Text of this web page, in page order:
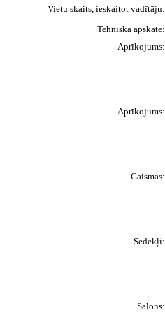
Vietu skaits, ieskaitot vadītāju:
Tehniskā apskate:
Aprīkojums:
Aprīkojums:
Gaismas:
Sēdekļi:
Salons: